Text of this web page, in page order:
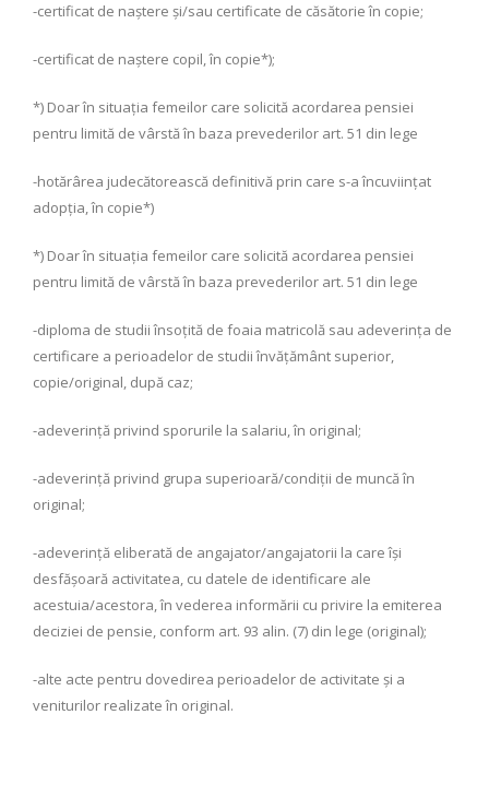
-certificat de naştere şi/sau certificate de căsătorie în copie;
-certificat de naştere copil, în copie*);
*) Doar în situaţia femeilor care solicită acordarea pensiei
pentru limită de vârstă în baza prevederilor art. 51 din lege
-hotărârea judecătorească definitivă prin care s-a încuviinţat
adopţia, în copie*)
*) Doar în situaţia femeilor care solicită acordarea pensiei
pentru limită de vârstă în baza prevederilor art. 51 din lege
-diploma de studii însoţită de foaia matricolă sau adeverinţa de
certificare a perioadelor de studii învăţământ superior,
copie/original, după caz;
-adeverinţă privind sporurile la salariu, în original;
-adeverinţă privind grupa superioară/condiţii de muncă în
original;
-adeverinţă eliberată de angajator/angajatorii la care îşi
desfăşoară activitatea, cu datele de identificare ale
acestuia/acestora, în vederea informării cu privire la emiterea
deciziei de pensie, conform art. 93 alin. (7) din lege (original);
-alte acte pentru dovedirea perioadelor de activitate şi a
veniturilor realizate în original.